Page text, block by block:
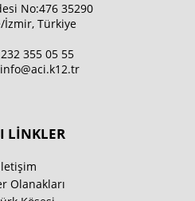
No:476 35290
İzmir, Türkiye
355 05 55
info@aci.k12.tr
LİNKLER
Olanakları